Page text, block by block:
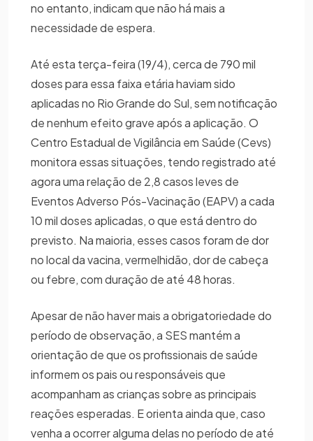
no entanto, indicam que não há mais a
necessidade de espera.
Até esta terça-feira (19/4), cerca de 790 mil
doses para essa faixa etária haviam sido
aplicadas no Rio Grande do Sul, sem notificação
de nenhum efeito grave após a aplicação. O
Centro Estadual de Vigilância em Saúde (Cevs)
monitora essas situações, tendo registrado até
agora uma relação de 2,8 casos leves de
Eventos Adverso Pós-Vacinação (EAPV) a cada
10 mil doses aplicadas, o que está dentro do
previsto. Na maioria, esses casos foram de dor
no local da vacina, vermelhidão, dor de cabeça
ou febre, com duração de até 48 horas.
Apesar de não haver mais a obrigatoriedade do
período de observação, a SES mantém a
orientação de que os profissionais de saúde
informem os pais ou responsáveis que
acompanham as crianças sobre as principais
reações esperadas. E orienta ainda que, caso
venha a ocorrer alguma delas no período de até